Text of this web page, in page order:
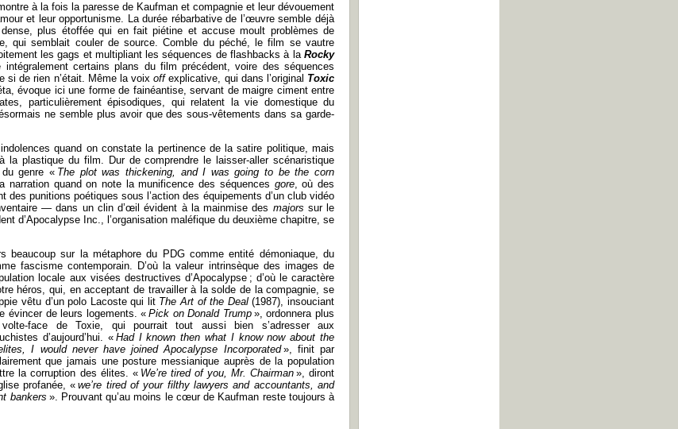
à la fois la paresse de Kaufman et compagnie et leur dévouement
et leur opportunisme. La durée rébarbative de l’œuvre semble déjà
plus étoffée qui en fait piétine et accuse moult problèmes de
qui semblait couler de source. Comble du péché, le film se vautre
les gags et multipliant les séquences de flashbacks à laRocky
certains plans du film précédent, voire des séquences
si de rien n’était. Même la voixoffexplicative, qui dans l’original Toxic
évoque ici une forme de fainéantise, servant de maigre ciment entre
particulièrement épisodiques, qui relatent la vie domestique du
ne semble plus avoir que des sous-vêtements dans sa garde-
quand on constate la pertinence de la satire politique, mais
la plastique du film. Dur de comprendre le laisser-aller scénaristique
genre « The plot was thickening, and I was going to be the corn
narration quand on note la munificence des séquences gore, où des
des punitions poétiques sous l’action des équipements d’un club vidéo
— dans un clin d’œil évident à la mainmise des majors sur le
d’Apocalypse Inc., l’organisation maléfique du deuxième chapitre, se
beaucoup sur la métaphore du PDG comme entité démoniaque, du
fascisme contemporain. D’où la valeur intrinsèque des images de
locale aux visées destructives d’Apocalypse ; d’où le caractère
héros, qui, en acceptant de travailler à la solde de la compagnie, se
vêtu d’un polo Lacoste qui lit The Art of the Deal(1987), insouciant
évincer de leurs logements. «Pick on Donald Trump», ordonnera plus
face de Toxie, qui pourrait tout aussi bien s’adresser aux
d’aujourd’hui. «Had I known then what I know now about the
I would never have joined Apocalypse Incorporated», finit par
que jamais une posture messianique auprès de la population
la corruption des élites. « We’re tired of you, Mr. Chairman», diront
profanée, «we’re tired of your filthy lawyers and accountants, and
bankers ». Prouvant qu’au moins le cœur de Kaufman reste toujours à